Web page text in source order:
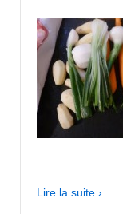
Lire la suite ›